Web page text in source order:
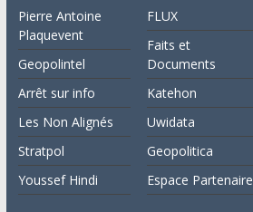
Pierre Antoine
Plaquevent
Geopolintel
Arrêt sur info
Les Non Alignés
Stratpol
Youssef Hindi
FLUX
Faits et
Documents
Katehon
Uwidata
Geopolitica
Espace Partenaire